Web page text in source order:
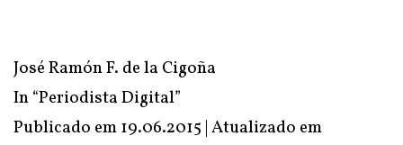
José Ramón F. de la Cigoña
In “Periodista Digital”
Publicado em 19.06.2015 | Atualizado em